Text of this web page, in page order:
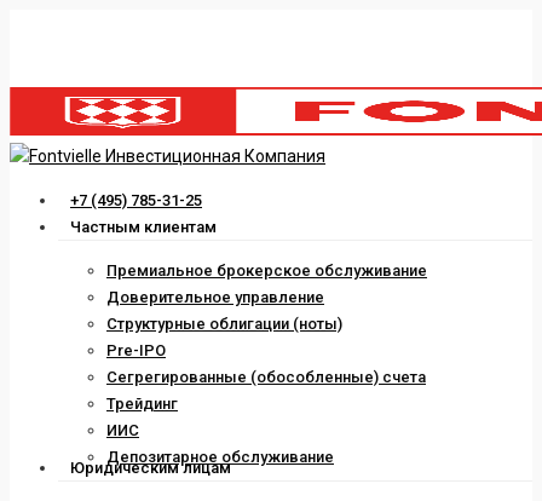
content
Menu
+7 (495) 785-31-25
Частным клиентам
Премиальное брокерское обслуживание
Доверительное управление
Структурные облигации (ноты)
Pre-IPO
Сегрегированные (обособленные) счета
Трейдинг
ИИС
Депозитарное обслуживание
Юридическим лицам